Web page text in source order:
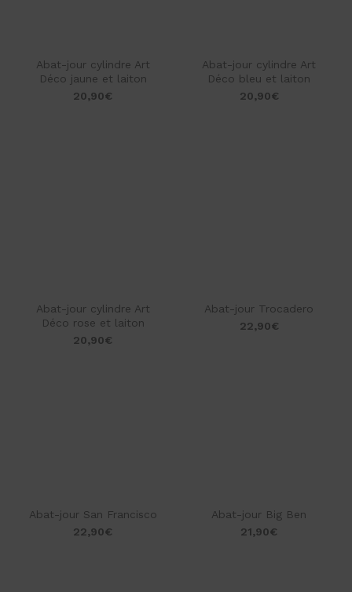
Abat-jour cylindre Art
Déco jaune et laiton
20,90€
Abat-jour cylindre Art
Déco bleu et laiton
20,90€
Abat-jour cylindre Art
Déco rose et laiton
20,90€
Abat-jour Trocadero
22,90€
Abat-jour San Francisco
22,90€
Abat-jour Big Ben
21,90€